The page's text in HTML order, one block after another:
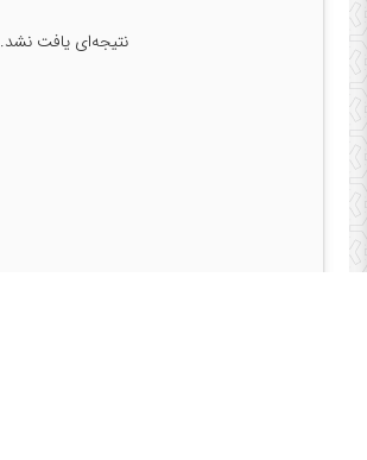
نتیجه‌ای یافت نشد.